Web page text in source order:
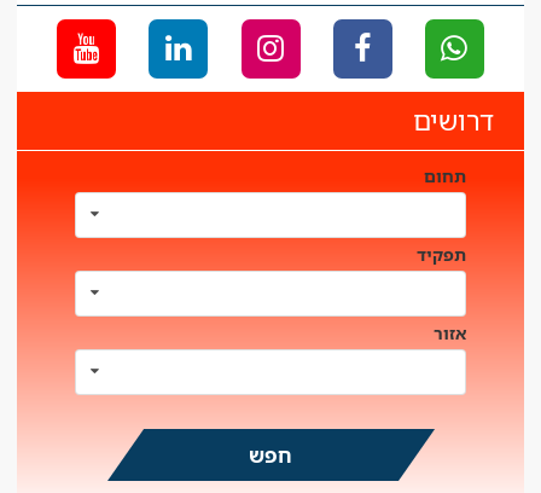
דרושים
תחום
תפקיד
אזור